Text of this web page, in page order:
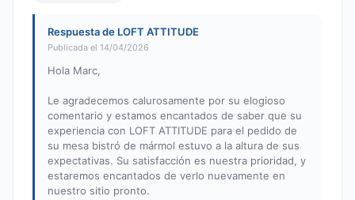
Respuesta de LOFT ATTITUDE
Publicada el 14/04/2026
Hola Marc,
Le agradecemos calurosamente por su elogioso
comentario y estamos encantados de saber que su
experiencia con LOFT ATTITUDE para el pedido de
su mesa bistró de mármol estuvo a la altura de sus
expectativas. Su satisfacción es nuestra prioridad, y
estaremos encantados de verlo nuevamente en
nuestro sitio pronto.